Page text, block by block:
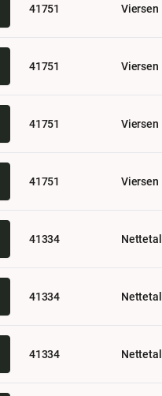
41751 Viersen
41751 Viersen
41751 Viersen
41751 Viersen
41334 Nettetal
41334 Nettetal
41334 Nettetal